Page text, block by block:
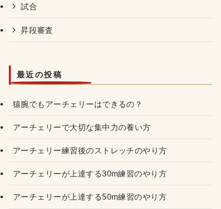
試合
昇段審査
最近の投稿
猿腕でもアーチェリーはできるの？
アーチェリーで大切な集中力の養い方
アーチェリー練習後のストレッチのやり方
アーチェリーが上達する30m練習のやり方
アーチェリーが上達する50m練習のやり方